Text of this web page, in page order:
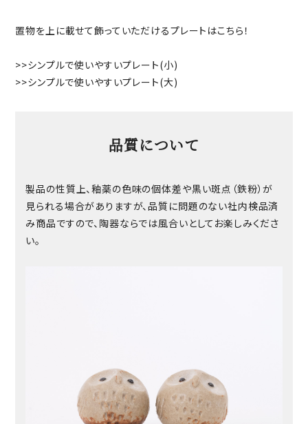
置物を上に載せて飾っていただけるプレートはこちら！
>>シンプルで使いやすいプレート(小)
>>シンプルで使いやすいプレート(大)
品質について
製品の性質上、釉薬の色味の個体差や黒い斑点（鉄粉）が
見られる場合がありますが、品質に問題のない社内検品済
み商品ですので、陶器ならでは風合いとしてお楽しみくださ
い。